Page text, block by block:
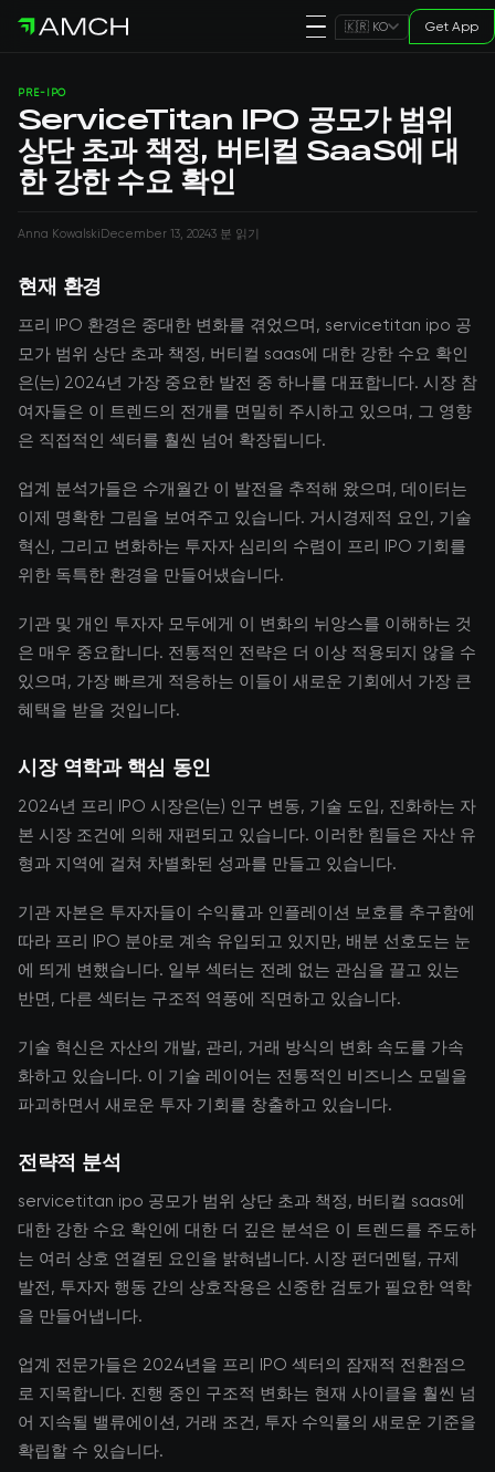
🇰🇷 KO Get App
PRE-IPO
ServiceTitan IPO 공모가 범위
상단 초과 책정, 버티컬 SaaS에 대
한 강한 수요 확인
Anna KowalskiDecember 13, 20243 분 읽기
현재 환경
프리 IPO 환경은 중대한 변화를 겪었으며, servicetitan ipo 공
모가 범위 상단 초과 책정, 버티컬 saas에 대한 강한 수요 확인
은(는) 2024년 가장 중요한 발전 중 하나를 대표합니다. 시장 참
여자들은 이 트렌드의 전개를 면밀히 주시하고 있으며, 그 영향
은 직접적인 섹터를 훨씬 넘어 확장됩니다.
업계 분석가들은 수개월간 이 발전을 추적해 왔으며, 데이터는
이제 명확한 그림을 보여주고 있습니다. 거시경제적 요인, 기술
혁신, 그리고 변화하는 투자자 심리의 수렴이 프리 IPO 기회를
위한 독특한 환경을 만들어냈습니다.
기관 및 개인 투자자 모두에게 이 변화의 뉘앙스를 이해하는 것
은 매우 중요합니다. 전통적인 전략은 더 이상 적용되지 않을 수
있으며, 가장 빠르게 적응하는 이들이 새로운 기회에서 가장 큰
혜택을 받을 것입니다.
시장 역학과 핵심 동인
2024년 프리 IPO 시장은(는) 인구 변동, 기술 도입, 진화하는 자
본 시장 조건에 의해 재편되고 있습니다. 이러한 힘들은 자산 유
형과 지역에 걸쳐 차별화된 성과를 만들고 있습니다.
기관 자본은 투자자들이 수익률과 인플레이션 보호를 추구함에
따라 프리 IPO 분야로 계속 유입되고 있지만, 배분 선호도는 눈
에 띄게 변했습니다. 일부 섹터는 전례 없는 관심을 끌고 있는
반면, 다른 섹터는 구조적 역풍에 직면하고 있습니다.
기술 혁신은 자산의 개발, 관리, 거래 방식의 변화 속도를 가속
화하고 있습니다. 이 기술 레이어는 전통적인 비즈니스 모델을
파괴하면서 새로운 투자 기회를 창출하고 있습니다.
전략적 분석
servicetitan ipo 공모가 범위 상단 초과 책정, 버티컬 saas에
대한 강한 수요 확인에 대한 더 깊은 분석은 이 트렌드를 주도하
는 여러 상호 연결된 요인을 밝혀냅니다. 시장 펀더멘털, 규제
발전, 투자자 행동 간의 상호작용은 신중한 검토가 필요한 역학
을 만들어냅니다.
업계 전문가들은 2024년을 프리 IPO 섹터의 잠재적 전환점으
로 지목합니다. 진행 중인 구조적 변화는 현재 사이클을 훨씬 넘
어 지속될 밸류에이션, 거래 조건, 투자 수익률의 새로운 기준을
확립할 수 있습니다.